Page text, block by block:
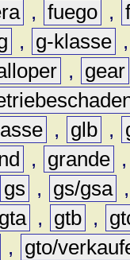
, fuego ,
, g-klasse
,
gear
, glb ,
, grande
gs , gs/gsa
gta , gtb ,
,
gto/